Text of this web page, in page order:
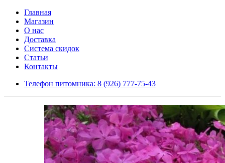
Главная
Магазин
О нас
Доставка
Система скидок
Статьи
Контакты
Телефон питомника: 8 (926) 777-75-43